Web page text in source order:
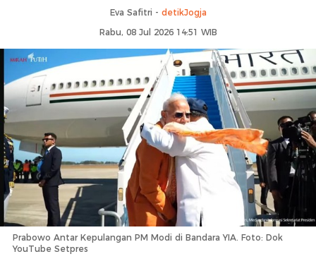
Eva Safitri - detikJogja
Rabu, 08 Jul 2026 14:51 WIB
Prabowo Antar Kepulangan PM Modi di Bandara YIA. Foto: Dok
YouTube Setpres